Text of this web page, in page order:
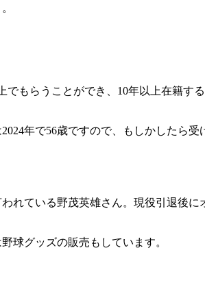
もらうことができ、10年以上在籍す
年で56歳ですので、もしかしたら受
れている野茂英雄さん。現役引退後に
球グッズの販売もしています。